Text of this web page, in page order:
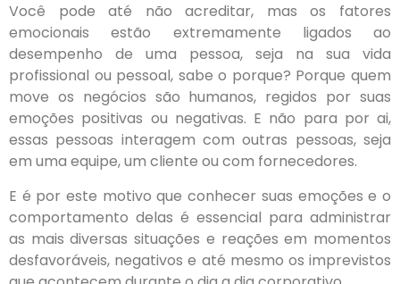
Você pode até não acreditar, mas os fatores
emocionais estão extremamente ligados ao
desempenho de uma pessoa, seja na sua vida
profissional ou pessoal, sabe o porque? Porque quem
move os negócios são humanos, regidos por suas
emoções positivas ou negativas. E não para por ai,
essas pessoas interagem com outras pessoas, seja
em uma equipe, um cliente ou com fornecedores.
E é por este motivo que conhecer suas emoções e o
comportamento delas é essencial para administrar
as mais diversas situações e reações em momentos
desfavoráveis, negativos e até mesmo os imprevistos